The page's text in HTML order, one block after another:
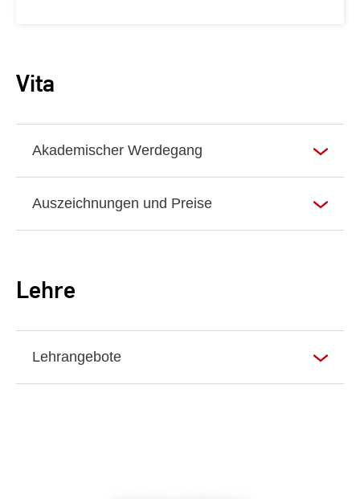
Vita
Akademischer Werdegang
Auszeichnungen und Preise
Lehre
Lehrangebote